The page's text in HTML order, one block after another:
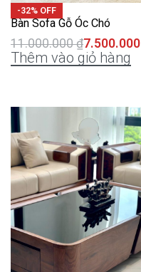
-32% OFF
Bàn Sofa Gỗ Óc Chó
11.000.000₫7.500.000
Thêm vào giỏ hàng